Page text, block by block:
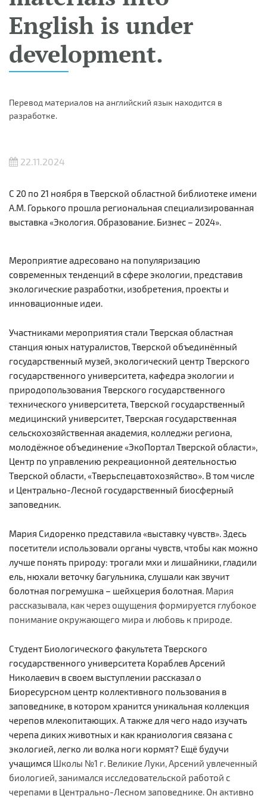
English is under
development.
Перевод материалов на английский язык находится в
разработке.
22.11.2024
C 20 по 21 ноября вТверской областной библиотеке имени
А.М. Горького прошла региональная специализированная
выставка «Экология. Образование. Бизнес – 2024».
Мероприятие адресовано на популяризацию
современных тенденций в сфере экологии, представив
экологические разработки, изобретения, проекты и
инновационные идеи.
Участниками мероприятия стали Тверская областная
станция юных натуралистов, Тверской объединённый
государственный музей, экологический центр Тверского
государственного университета, кафедра экологии и
природопользования Тверского государственного
технического университета, Тверской государственный
медицинский университет, Тверская государственная
сельскохозяйственная академия, колледжи региона,
молодёжное объединение «ЭкоПортал Тверской области»,
Центр по управлению рекреационной деятельностью
Тверской области, «Тверьспецавтохозяйство». В том числе
и Центрально-Лесной государственный биосферный
заповедник.
Мария Сидоренко представила «выставку чувств». Здесь
посетители использовали органы чувств, чтобы как можно
лучше понять природу: трогали мхи и лишайники, гладили
ель, нюхали веточку багульника, слушали как звучит
болотная погремушка – шейхцерия болотная. Мария
рассказывала, как через ощущения формируется глубокое
понимание окружающего мира и любовь к природе.
Студент Биологического факультета Тверского
государственного университета Кораблев Арсений
Николаевич в своем выступлении рассказал о
Биоресурсном центр коллективного пользования в
заповеднике, в котором хранится уникальная коллекция
черепов млекопитающих. А также для чего надо изучать
черепа диких животных и как краниология связана с
экологией, легко ли волка ноги кормят? Ещё будучи
учащимся Школы №1 г. Великие Луки, Арсений увлеченный
биологией, занимался исследовательской работой с
черепами в Центрально-Лесном заповеднике. Он активно